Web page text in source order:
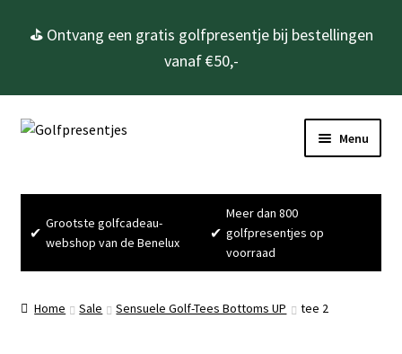
⛳ Ontvang een gratis golfpresentje bij bestellingen
vanaf €50,-
Ga
navigatie
Ga
inhoud
Menu
Golfcadeau’s
Golfbenodigdheden
✔
Grootste golfcadeau-
webshop van de Benelux
✔
Meer dan 800
golfpresentjes op
voorraad
Home Sale Sensuele Golf-Tees Bottoms UP tee 2